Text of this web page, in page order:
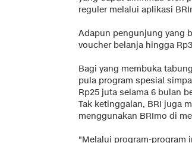
reguler melalui aplikasi
Adapun pengunjung yang
voucher belanja hingga
Bagi yang membuka
pula program spesial
Rp25 juta selama 6 bulan
Tak ketinggalan, BRI juga
menggunakan BRImo di
"Melalui program-program